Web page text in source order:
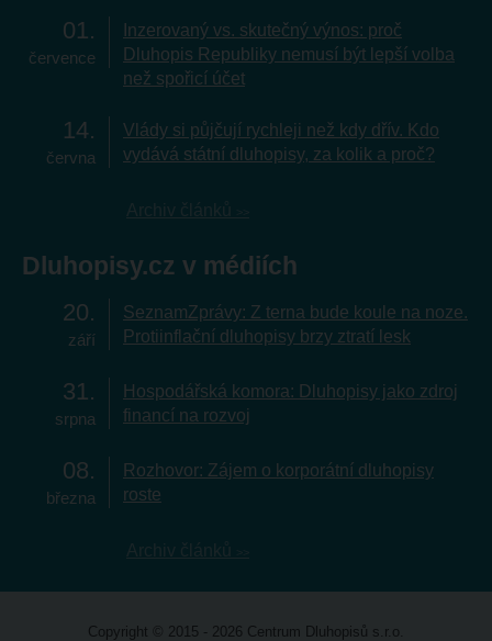
01
července
Inzerovaný vs. skutečný výnos: proč
Dluhopis Republiky nemusí být lepší volba
než spořicí účet
14
června
Vlády si půjčují rychleji než kdy dřív. Kdo
vydává státní dluhopisy, za kolik a proč?
Dluhopisy.cz v médiích
20
září
SeznamZprávy: Z terna bude koule na noze.
Protiinflační dluhopisy brzy ztratí lesk
31
srpna
Hospodářská komora: Dluhopisy jako zdroj
financí na rozvoj
08
března
Rozhovor: Zájem o korporátní dluhopisy
roste
Copyright © 2015 - 2026 Centrum Dluhopisů s.r.o.